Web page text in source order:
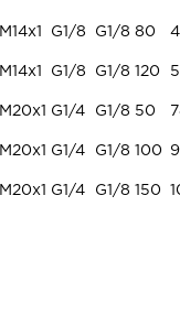
M14x1 G1/8 G1/8 80
M14x1 G1/8 G1/8 120
M20x1 G1/4 G1/8 50
M20x1 G1/4 G1/8 100
M20x1 G1/4 G1/8 150